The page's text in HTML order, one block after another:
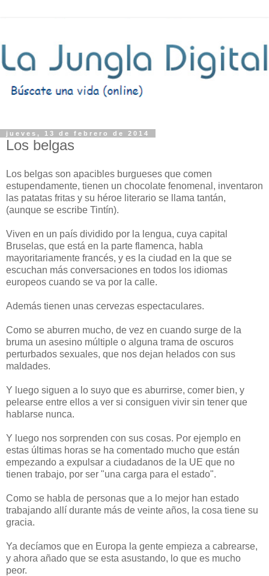
jueves, 13 de febrero de 2014
Los belgas
Los belgas son apacibles burgueses que comen
estupendamente, tienen un chocolate fenomenal, inventaron
las patatas fritas y su héroe literario se llama tantán,
(aunque se escribe Tintín).
Viven en un país dividido por la lengua, cuya capital
Bruselas, que está en la parte flamenca, habla
mayoritariamente francés, y es la ciudad en la que se
escuchan más conversaciones en todos los idiomas
europeos cuando se va por la calle.
Además tienen unas cervezas espectaculares.
Como se aburren mucho, de vez en cuando surge de la
bruma un asesino múltiple o alguna trama de oscuros
perturbados sexuales, que nos dejan helados con sus
maldades.
Y luego siguen a lo suyo que es aburrirse, comer bien, y
pelearse entre ellos a ver si consiguen vivir sin tener que
hablarse nunca.
Y luego nos sorprenden con sus cosas. Por ejemplo en
estas últimas horas se ha comentado mucho que están
empezando a expulsar a ciudadanos de la UE que no
tienen trabajo, por ser "una carga para el estado".
Como se habla de personas que a lo mejor han estado
trabajando allí durante más de veinte años, la cosa tiene su
gracia.
Ya decíamos que en Europa la gente empieza a cabrearse,
y ahora añado que se esta asustando, lo que es mucho
peor.